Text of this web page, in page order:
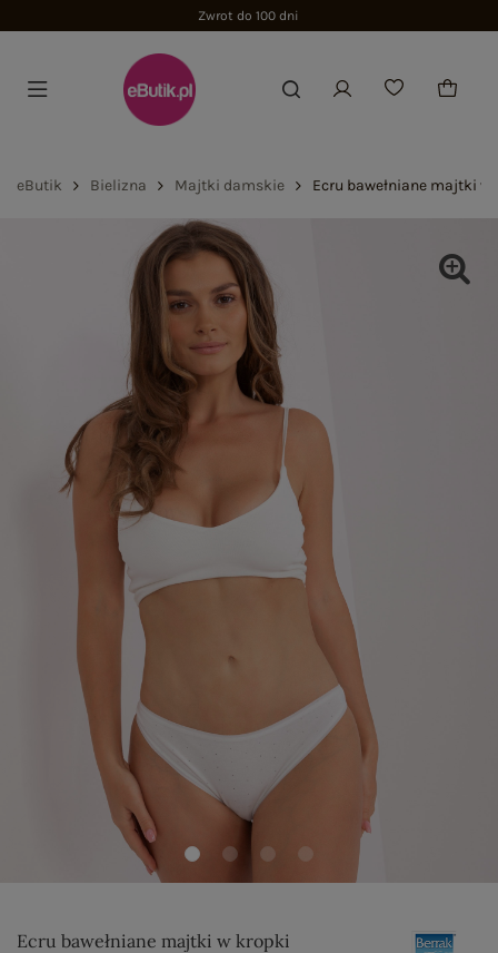
Zwrot do 100 dni
eButik Bielizna Majtki damskie Ecru bawełniane majtki
Ecru bawełniane majtki w kropki